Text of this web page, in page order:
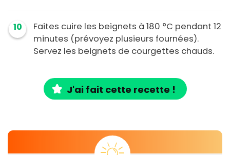
10
Faites cuire les beignets à 180 °C pendant 12
minutes (prévoyez plusieurs fournées).
Servez les beignets de courgettes chauds.
J'ai fait cette recette !